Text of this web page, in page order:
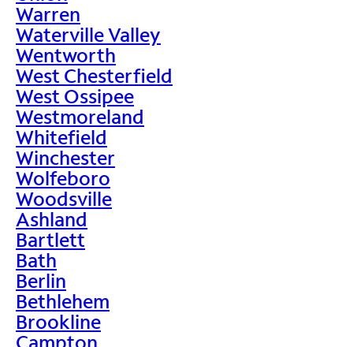
Warren
Waterville Valley
Wentworth
West Chesterfield
West Ossipee
Westmoreland
Whitefield
Winchester
Wolfeboro
Woodsville
Ashland
Bartlett
Bath
Berlin
Bethlehem
Brookline
Campton